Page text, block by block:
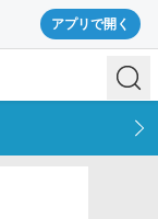
アプリで開く